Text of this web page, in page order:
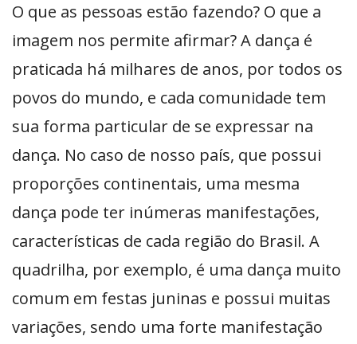
O que as pessoas estão fazendo? O que a
imagem nos permite afirmar? A dança é
praticada há milhares de anos, por todos os
povos do mundo, e cada comunidade tem
sua forma particular de se expressar na
dança. No caso de nosso país, que possui
proporções continentais, uma mesma
dança pode ter inúmeras manifestações,
características de cada região do Brasil. A
quadrilha, por exemplo, é uma dança muito
comum em festas juninas e possui muitas
variações, sendo uma forte manifestação